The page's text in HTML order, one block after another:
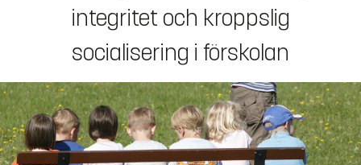
integritet och kroppslig
socialisering i förskolan